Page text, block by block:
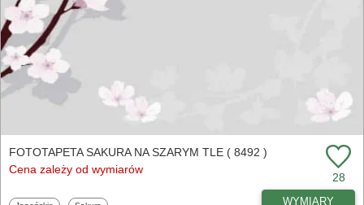
FOTOTAPETA SAKURA NA SZARYM TLE ( 8492 )
Cena zależy od wymiarów
28
WYMIARY